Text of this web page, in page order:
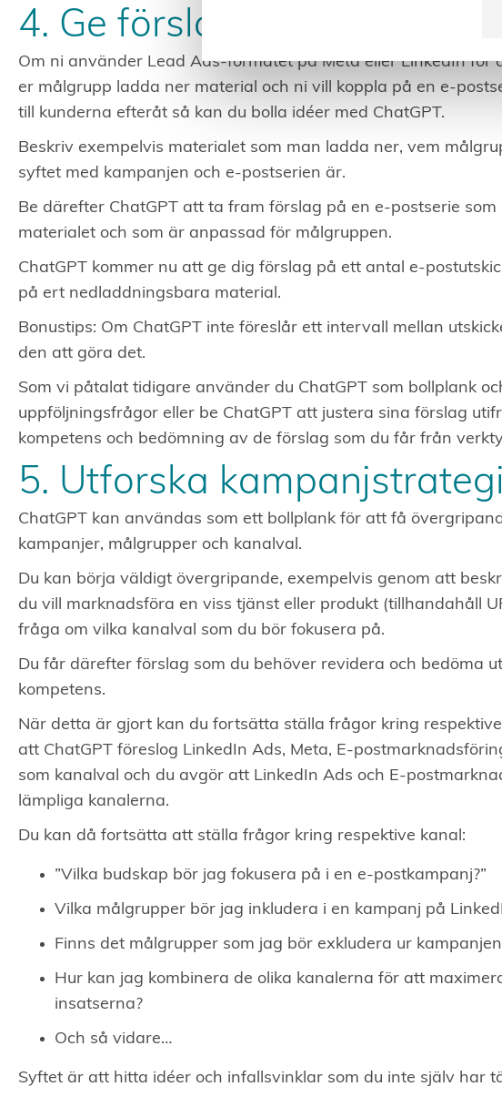
4. Ge förslag på e-postserier
Om ni använder Lead Ads-formatet på Meta eller LinkedIn för
er målgrupp ladda ner material och ni vill koppla på en e-
till kunderna efteråt så kan du bolla idéer med ChatGPT.
Beskriv exempelvis materialet som man ladda ner, vem
syftet med kampanjen och e-postserien är.
Be därefter ChatGPT att ta fram förslag på en e-postserie som
materialet och som är anpassad för målgruppen.
ChatGPT kommer nu att ge dig förslag på ett antal e-
på ert nedladdningsbara material.
Bonustips: Om ChatGPT inte föreslår ett intervall mellan
den att göra det.
Som vi påtalat tidigare använder du ChatGPT som bollplank
uppföljningsfrågor eller be ChatGPT att justera sina förslag
kompetens och bedömning av de förslag som du får från
5. Utforska
ChatGPT kan användas som ett bollplank för att få
kampanjer, målgrupper och kanalval.
Du kan börja väldigt övergripande, exempelvis genom att
du vill marknadsföra en viss tjänst eller produkt (tillhandahåll
fråga om vilka kanalval som du bör fokusera på.
Du får därefter förslag som du behöver revidera och bedöma
kompetens.
När detta är gjort kan du fortsätta ställa frågor kring
att ChatGPT föreslog LinkedIn Ads, Meta, E-
som kanalval och du avgör att LinkedIn Ads och E-
lämpliga kanalerna.
Du kan då fortsätta att ställa frågor kring respektive kanal:
”Vilka budskap bör jag fokusera på i en e-postkampanj?”
Vilka målgrupper bör jag inkludera i en kampanj på
Finns det målgrupper som jag bör exkludera ur
Hur kan jag kombinera de olika kanalerna för att
insatserna?
Och så vidare…
Syftet är att hitta idéer och infallsvinklar som du inte själv har